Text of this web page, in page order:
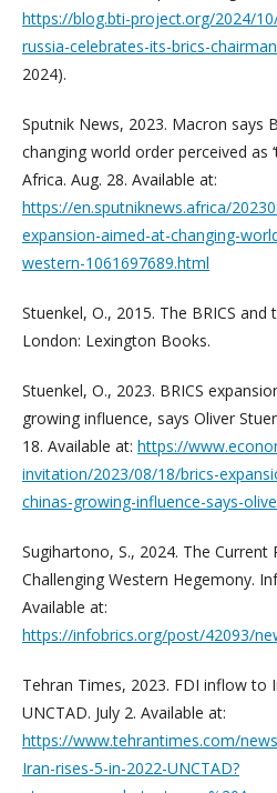
https://blog.bti-project.org/2024/
russia-celebrates-its-brics-
2024).
Sputnik News, 2023. Macron says
changing world order perceived as
Africa. Aug. 28. Available at:
https://en.sputniknews.africa/
expansion-aimed-at-changing-
western-1061697689.html
Stuenkel, O., 2015. The BRICS
London: Lexington Books.
Stuenkel, O., 2023. BRICS
growing influence, says Oliver
18. Available at: https://
invitation/2023/08/18/brics-
chinas-growing-influence-says-
Sugihartono, S., 2024. The Current
Challenging Western Hegemony.
Available at:
https://infobrics.org/post/42093/
Tehran Times, 2023. FDI inflow to
UNCTAD. July 2. Available at:
https://www.tehrantimes.com/
Iran-rises-5-in-2022-UNCTAD?